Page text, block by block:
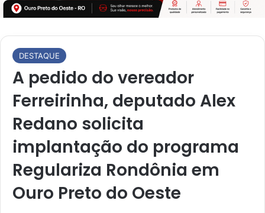
DESTAQUE
A pedido do vereador
Ferreirinha, deputado Alex
Redano solicita
implantação do programa
Regulariza Rondônia em
Ouro Preto do Oeste